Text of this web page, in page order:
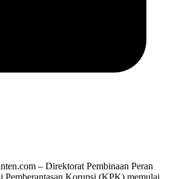
– Direktorat Pembinaan Peran
Pemberantasan Korupsi (KPK) memulai